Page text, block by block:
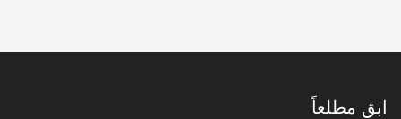
ابق مطلعاً